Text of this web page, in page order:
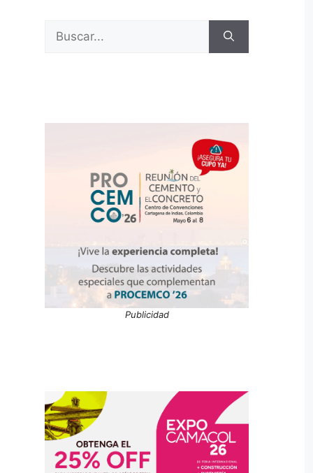
Buscar:
Publicidad